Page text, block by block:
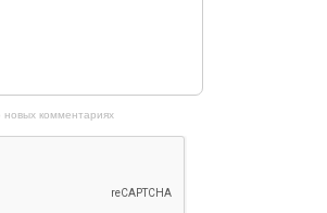
новых комментариях